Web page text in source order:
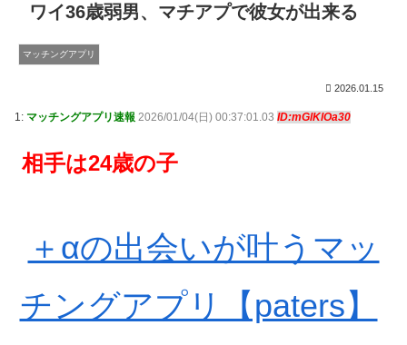
会員数は国内最大級の180万人を突破！【paters】
ワイ36歳弱男、マチアプで彼女が出来る
マッチングアプリ
2026.01.15
1: マッチングアプリ速報 2026/01/04(日) 00:37:01.03 ID:mGlKlOa30
相手は24歳の子
＋αの出会いが叶うマッ
チングアプリ【paters】